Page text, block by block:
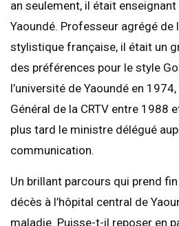
an seulement, il était enseignant
Yaoundé. Professeur agrégé de
stylistique française, il était un
des préférences pour le style
l’université de Yaoundé en
Général de la CRTV entre 1988
plus tard le ministre délégué
communication.
Un brillant parcours qui prend
décès à l’hôpital central de
maladie. Puisse-t-il reposer en